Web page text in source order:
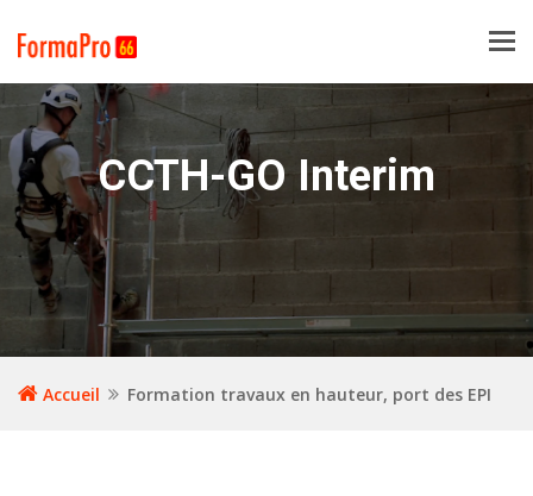
CCTH-GO Interim
Accueil Formation travaux en hauteur, port des EPI